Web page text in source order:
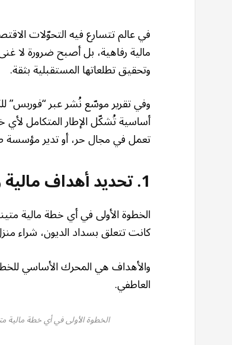
في عالم تتسارع فيه التحوّلات
مالية رفاهية، بل أصبح ضرورة لا
وتحقيق تطلعاتها المستقبلية بثقة.
أساسية تُشكّل الإطار المتكامل
تعمل في مجال حر، أو تدير مؤسسة
1. تحديد أهداف مالية واضحة
الخطوة الأولى في أي خطة مالية
كانت تتعلق بسداد الديون، شراء
والأهداف هي المحرك الأساسي
العاطفي.
الخطوة الأولى في أي خطة مالية